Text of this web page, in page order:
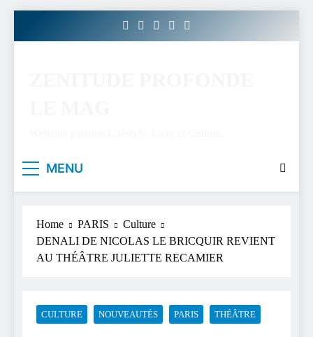
MENU
Home PARIS
Culture
DENALI DE NICOLAS LE BRICQUIR REVIENT
AU THÉÂTRE JULIETTE RECAMIER
CULTURE NOUVEAUTÉS PARIS THÉÂTRE